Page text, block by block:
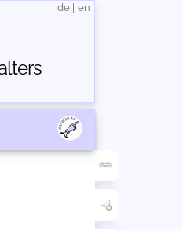
de en